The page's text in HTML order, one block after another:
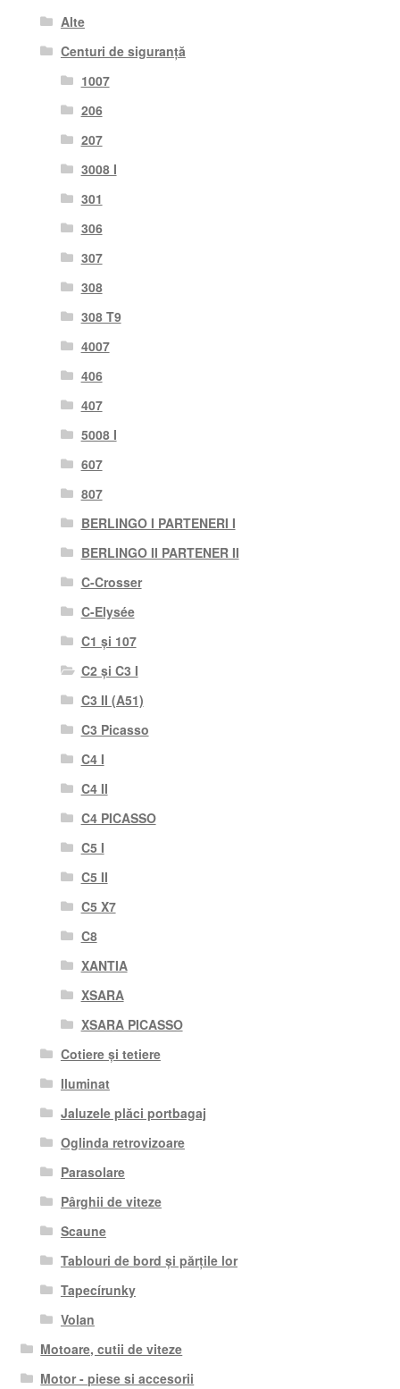
Alte
Centuri de siguranță
1007
206
207
3008 I
301
306
307
308
308 T9
4007
406
407
5008 I
607
807
BERLINGO I PARTENERI I
BERLINGO II PARTENER II
C-Crosser
C-Elysée
C1 și 107
C2 și C3 I
C3 II (A51)
C3 Picasso
C4 I
C4 II
C4 PICASSO
C5 I
C5 II
C5 X7
C8
XANTIA
XSARA
XSARA PICASSO
Cotiere și tetiere
Iluminat
Jaluzele plăci portbagaj
Oglinda retrovizoare
Parasolare
Pârghii de viteze
Scaune
Tablouri de bord și părțile lor
Tapecírunky
Volan
Motoare, cutii de viteze
Motor - piese si accesorii